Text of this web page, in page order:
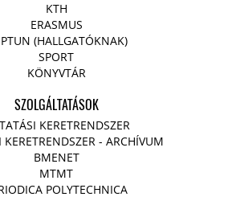
KTH
ERASMUS
(HALLGATÓKNAK)
SPORT
KÖNYVTÁR
SZOLGÁLTATÁSOK
KERETRENDSZER
KERETRENDSZER - ARCHÍVUM
BMENET
MTMT
POLYTECHNICA